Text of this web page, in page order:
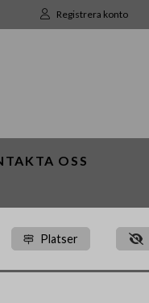
Registrera konto
OSS
Platser